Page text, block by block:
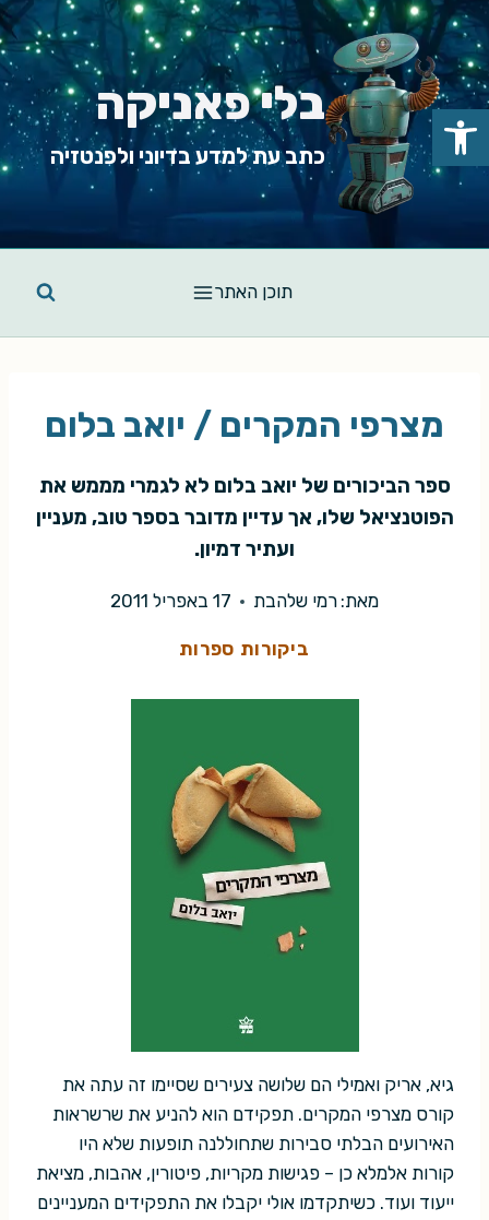
Skip
to
content
בלי פאניקה
כתב עת למדע בדיוני ולפנטזיה
תוכן האתר
מצרפי המקרים / יואב בלום
ספר הביכורים של יואב בלום לא לגמרי מממש את
הפוטנציאל שלו, אך עדיין מדובר בספר טוב, מעניין
ועתיר דמיון.
מאת: רמי שלהבת 17 באפריל 2011
ביקורות ספרות
גיא, אריק ואמילי הם שלושה צעירים שסיימו זה עתה את
קורס מצרפי המקרים. תפקידם הוא להניע את שרשראות
האירועים הבלתי סבירות שתחוללנה תופעות שלא היו
קורות אלמלא כן – פגישות מקריות, פיטורין, אהבות, מציאת
ייעוד ועוד. כשיתקדמו אולי יקבלו את התפקידים המעניינים
פתח סרגל נגישות